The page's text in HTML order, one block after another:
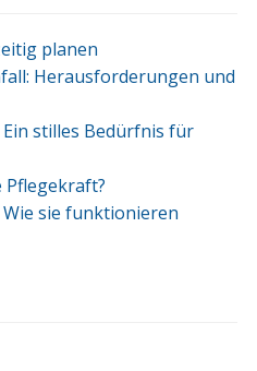
planen
Herausforderungen und
stilles Bedürfnis für
Pflegekraft?
sie funktionieren